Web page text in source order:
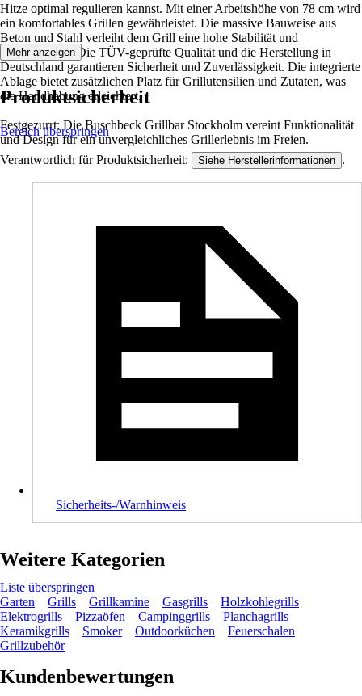
Hitze optimal regulieren kannst. Mit einer Arbeitshöhe von 78 cm wird
ein komfortables Grillen gewährleistet. Die massive Bauweise aus
Beton und Stahl verleiht dem Grill eine hohe Stabilität und
Langlebigkeit. Die TÜV-geprüfte Qualität und die Herstellung in
Deutschland garantieren Sicherheit und Zuverlässigkeit. Die integrierte
Ablage bietet zusätzlichen Platz für Grillutensilien und Zutaten, was
die Handhabung erleichtert.
Festgezurrt: Die Buschbeck Grillbar Stockholm vereint Funktionalität
und Design für ein unvergleichliches Grillerlebnis im Freien.
Mehr anzeigen
Produktsicherheit
Bereich überspringen
Verantwortlich für Produktsicherheit: Siehe Herstellerinformationen .
Sicherheits-/Warnhinweis
Weitere Kategorien
Liste überspringen
Garten
Grills Grillkamine Gasgrills
Holzkohlegrills
Elektrogrills
Pizzaöfen Campinggrills
Planchagrills
Keramikgrills
Smoker Outdoorküchen
Feuerschalen
Grillzubehör
Kundenbewertungen